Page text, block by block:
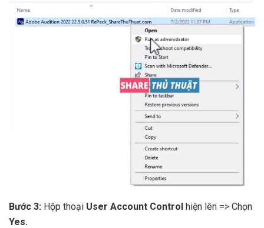
Bước 3: Hộp thoại User Account Control hiện lên => Chọn
Yes.